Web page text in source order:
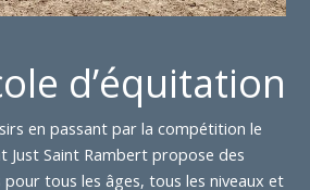
d’équitation
en passant par la compétition le
Just Saint Rambert propose des
tous les âges, tous les niveaux et